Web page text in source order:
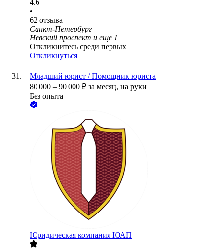
4.6
•
62 отзыва
Санкт-Петербург
Невский проспект и еще 1
Откликнитесь среди первых
Откликнуться
Младший юрист / Помощник юриста
80 000 – 90 000 ₽ за месяц, на руки
Без опыта
Юридическая компания ЮАП